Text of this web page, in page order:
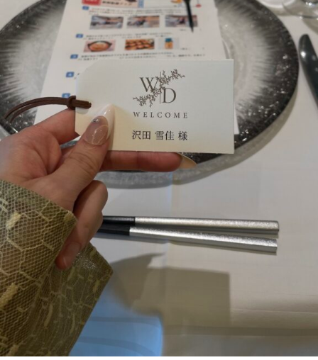
MENU
SALON INFORMATION
STAFF
GALLERY
BLOG
KUCHIKOMI
MOVIE
COLUMN
TREND STYLE
PERM
RECRUIT